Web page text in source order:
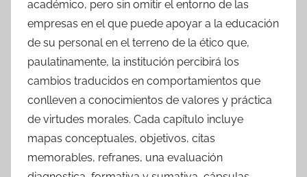
académico, pero sin omitir el entorno de las
empresas en el que puede apoyar a la educación
de su personal en el terreno de la ético que,
paulatinamente, la institución percibirá los
cambios traducidos en comportamientos que
conlleven a conocimientos de valores y práctica
de virtudes morales. Cada capítulo incluye
mapas conceptuales, objetivos, citas
memorables, refranes, una evaluación